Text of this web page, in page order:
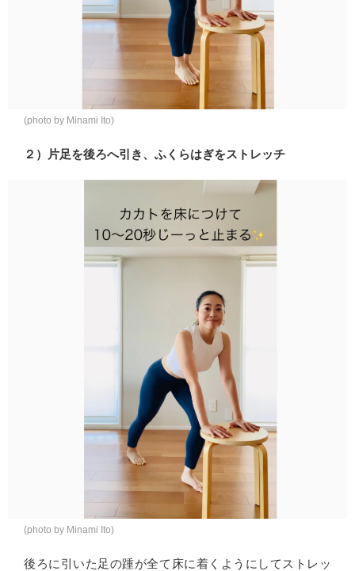
(photo by Minami Ito)
２）片足を後ろへ引き、ふくらはぎをストレッチ
(photo by Minami Ito)
後ろに引いた足の踵が全て床に着くようにしてストレッ